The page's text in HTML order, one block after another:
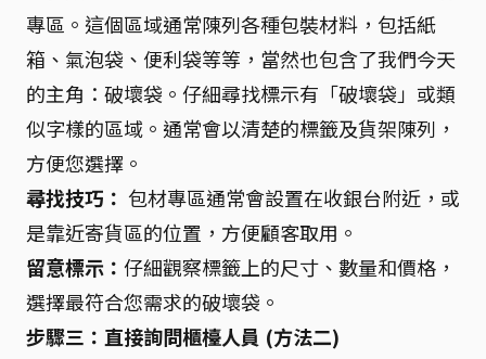
專區。這個區域通常陳列各種包裝材料，包括紙
箱、氣泡袋、便利袋等等，當然也包含了我們今天
的主角：破壞袋。仔細尋找標示有「破壞袋」或類
似字樣的區域。通常會以清楚的標籤及貨架陳列，
方便您選擇。
尋找技巧： 包材專區通常會設置在收銀台附近，或
是靠近寄貨區的位置，方便顧客取用。
留意標示： 仔細觀察標籤上的尺寸、數量和價格，
選擇最符合您需求的破壞袋。
步驟三：直接詢問櫃檯人員 (方法二)